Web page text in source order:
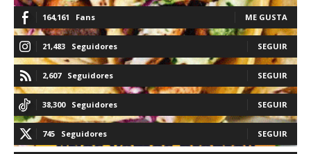
164,161 Fans ME GUSTA
21,483 Seguidores SEGUIR
2,607 Seguidores SEGUIR
38,300 Seguidores SEGUIR
745 Seguidores SEGUIR